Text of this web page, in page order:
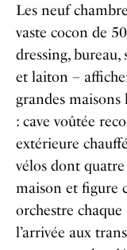
Les neuf
vaste cocon de
dressing,
et laiton –
grandes maisons
: cave voûtée
extérieure
vélos dont
maison et figure
orchestre chaque
l’arrivée aux